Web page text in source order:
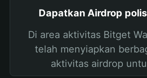
Dapatkan Airdrop
Di area aktivitas Bitget
telah menyiapkan
aktivitas airdrop